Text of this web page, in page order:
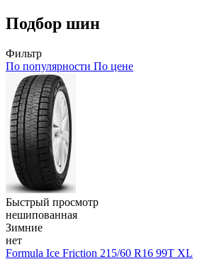
Подбор шин
Фильтр
По популярности По цене
Быстрый просмотр
нешипованная
Зимние
нет
Formula Ice Friction 215/60 R16 99T XL